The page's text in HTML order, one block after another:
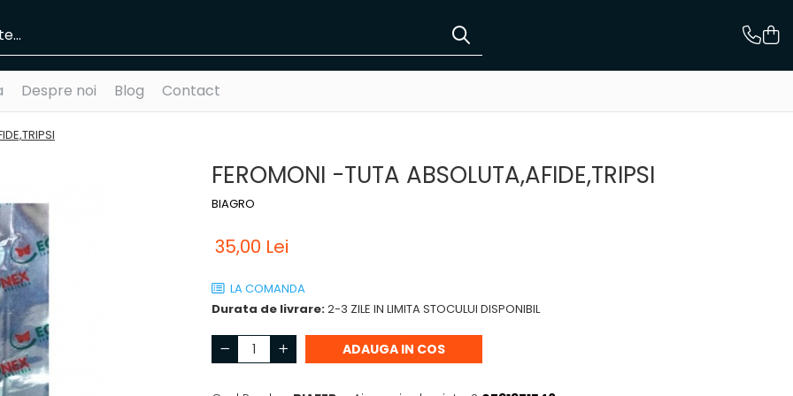
Despre noi Blog Contact
FEROMONI -TUTA ABSOLUTA,AFIDE,TRIPSI
BIAGRO
35,00 Lei
LA COMANDA
Durata de livrare:2-3 ZILE IN LIMITA STOCULUI DISPONIBIL
ADAUGA IN COS